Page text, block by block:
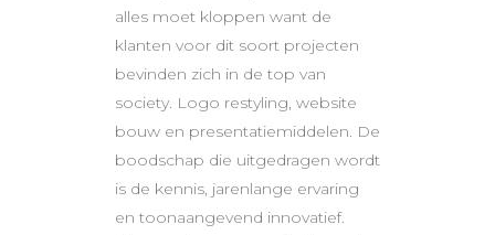
alles moet kloppen want de
klanten voor dit soort projecten
bevinden zich in de top van
society. Logo restyling, website
bouw en presentatiemiddelen. De
boodschap die uitgedragen wordt
is de kennis, jarenlange ervaring
en toonaangevend innovatief.